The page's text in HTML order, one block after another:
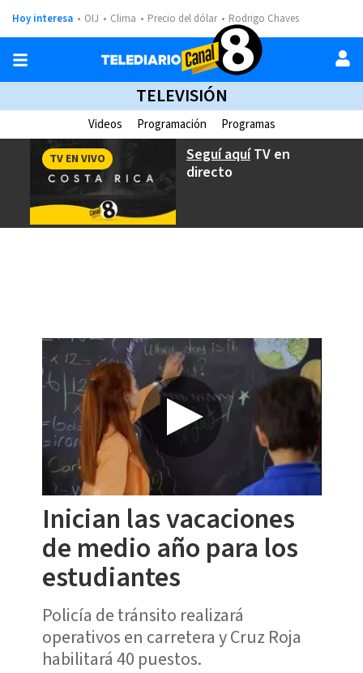
Hoy interesa OIJ Clima Precio del dólar Rodrigo Chaves
TELEVISIÓN
Videos Programación Programas
Seguí aquíTV en
directo
TV EN VIVO
Inician las vacaciones
de medio año para los
estudiantes
Policía de tránsito realizará
operativos en carretera y Cruz Roja
habilitará 40 puestos.